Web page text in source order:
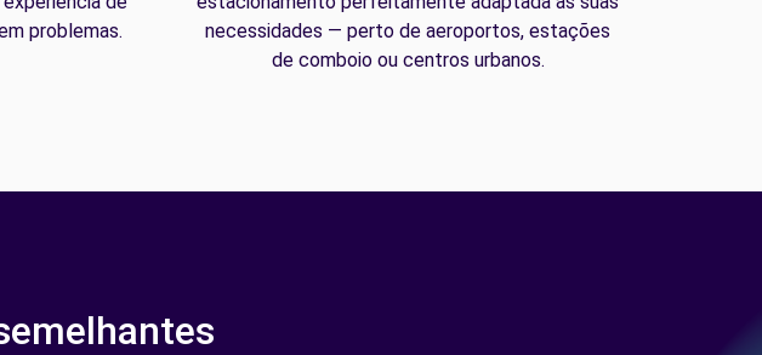
problemas.
necessidades — perto de aeroportos, estações
de comboio ou centros urbanos.